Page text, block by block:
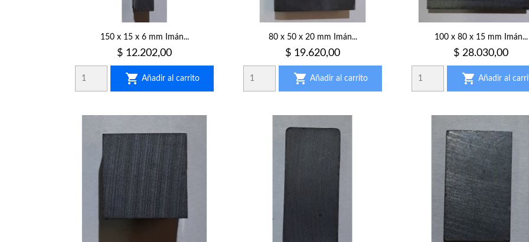
150 x 15 x 6 mm Imán...
Precio
$ 12.202,00
 Añadir al carrito
80 x 50 x 20 mm Imán...
Precio
$ 19.620,00
 Añadir al carrito
100 x 80 x 15 mm Imán...
Precio
$ 28.030,00
 Añadir al